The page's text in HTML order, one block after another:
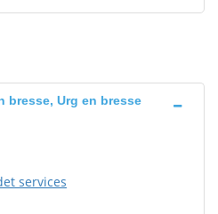
bresse, Urg en bresse
services